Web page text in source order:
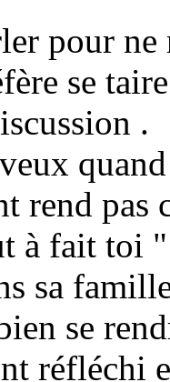
pour
se
.
rend
à fait toi "
sa
se
réfléchi